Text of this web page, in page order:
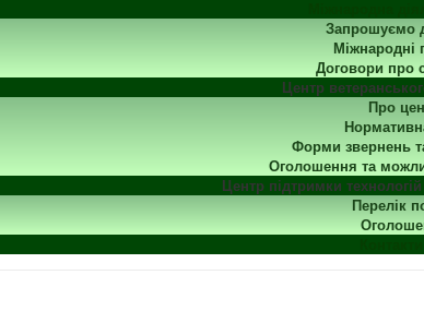
Запрошуємо
Міжнародні
Договори про
Центр
Про
Форми звернень
Оголошення та
Центр підтримки
Перелік